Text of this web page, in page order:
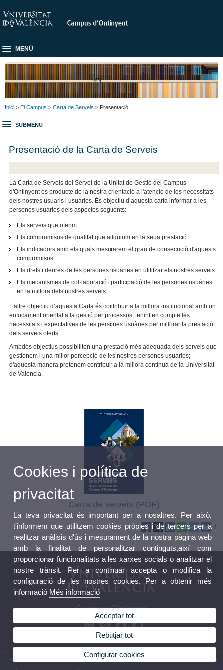
MENÚ
Inici > El Campus > Carta de Serveis > Presentació
SUBMENU
Presentació de la Carta de Serveis
La Carta de Serveis del Servei de la Unitat de Gestió del Campus
d'Ontinyent és producte de la nostra orientació a l'atenció de les necessitats
dels nostres usuaris i usuàries. És objectiu d’aquesta carta informar a les
persones usuàries dels aspectes següents:
Els serveis que oferim.
Els compromisos de qualitat que adquirim en la seua prestació.
Els indicadors amb els quals mesurarem el grau de consecució d'aquests
compromisos.
Els drets i deures de les persones usuàries en utilitzar els nostres serveis.
Els mecanismes de col·laboració i participació de les persones usuàries
en la millora dels nostres serveis.
L’altre objectiu d’aquesta Carta és contribuir a la millora institucional amb un
enfocament orientat a la gestió per processos, tenint en compte les
necessitats i expectatives de les persones usuàries per millorar la prestació
dels serveis oferts.
Ambdós objectius possibiliten una prestació més adequada dels serveis que
gestionem i una millor percepció de les nostres persones usuàries;
d'aquesta manera pretenem contribuir a la millora contínua de la Universitat
de València.
Carta de serveis (PDF)
Campus d'Ontinyent
© 2026 UV. - Avinguda Comte Torrefiel, 22. 46870 Ontinyent. Telèfon: (+34) 96 291 74 50
Cookies i política de
privacitat
La teva privacitat és important per a nosaltres. Per això,
t'informem que utilitzem cookies pròpies i de tercers per a
realitzar anàlisis d'ús i mesurament de la nostra pàgina web
amb la finalitat de personalitzar continguts,així com
proporcionar funcionalitats a les xarxes socials o analitzar el
nostre trànsit. Per a continuar accepta o modifica la
configuració de les nostres cookies. Per a obtenir més
informació Més informació
Acceptar tot
Rebutjar tot
Configurar cookies